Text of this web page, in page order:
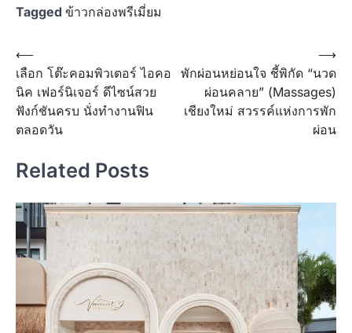
Tagged ข้าวกล่องพรีเมี่ยม
Post
navigation
⟵
เลือก โต๊ะคอมพิวเตอร์ ไอคอ
นิค เฟอร์นิเจอร์ ดีไซน์สวย
ฟังก์ชันครบ นั่งทำงานฟิน
ตลอดวัน
พักผ่อนหย่อนใจ ชี้พิกัด “นวด
ผ่อนคลาย” (Massages)
เชียงใหม่ สวรรค์แห่งการพัก
ผ่อน
⟶
Related Posts